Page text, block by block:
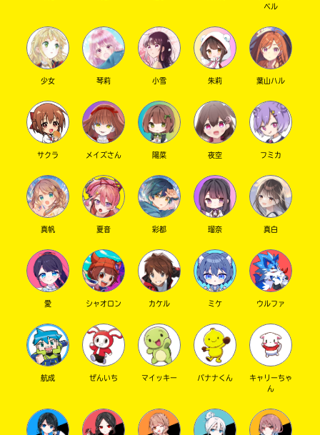
ベル
少女 琴莉 小雪 朱莉 葉山ハル
サクラ メイズさん 陽菜 夜空 フミカ
真帆 夏音 彩都 瑠奈 真白
愛 シャオロン カケル ミケ ウルファ
航成 ぜんいち マイッキー バナナくん
キャリーちゃ
ん
エ
ラ
る
う
一
し
て
ね